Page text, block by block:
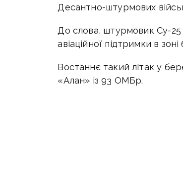
Десантно-штурмових
До слова, штурмовик Су-25
авіаційної підтримки в зоні
Востаннє такий літак у
«Алан» із 93 ОМБр.